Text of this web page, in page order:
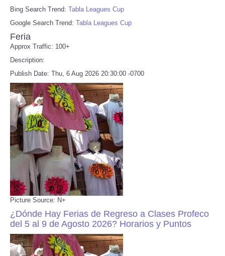
Bing Search Trend: Tabla Leagues Cup
Google Search Trend: Tabla Leagues Cup
Feria
Approx Traffic: 100+
Description:
Publish Date: Thu, 6 Aug 2026 20:30:00 -0700
Picture Source: N+
¿Dónde Hay Ferias de Regreso a Clases Profeco
del 5 al 9 de Agosto 2026? Horarios y Puntos